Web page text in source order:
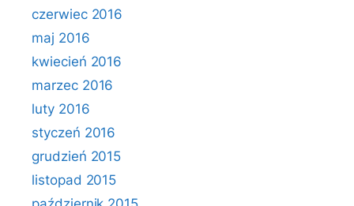
czerwiec 2016
maj 2016
kwiecień 2016
marzec 2016
luty 2016
styczeń 2016
grudzień 2015
listopad 2015